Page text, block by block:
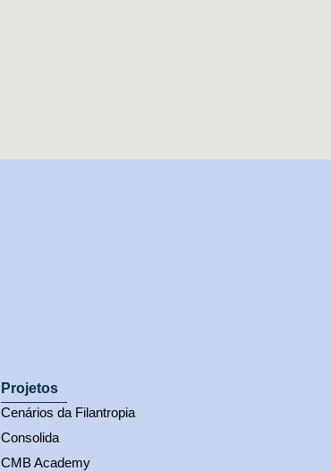
Projetos
Cenários da Filantropia
Consolida
CMB Academy